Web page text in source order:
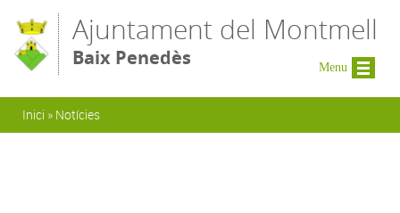
Ajuntament del Montmell
Baix Penedès
Esteu aquí
Inici » Notícies
Menu